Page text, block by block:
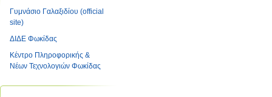
Γυμνάσιο Γαλαξιδίου (official
site)
ΔΙΔΕ Φωκίδας
Κέντρο Πληροφορικής &
Νέων Τεχνολογιών Φωκίδας